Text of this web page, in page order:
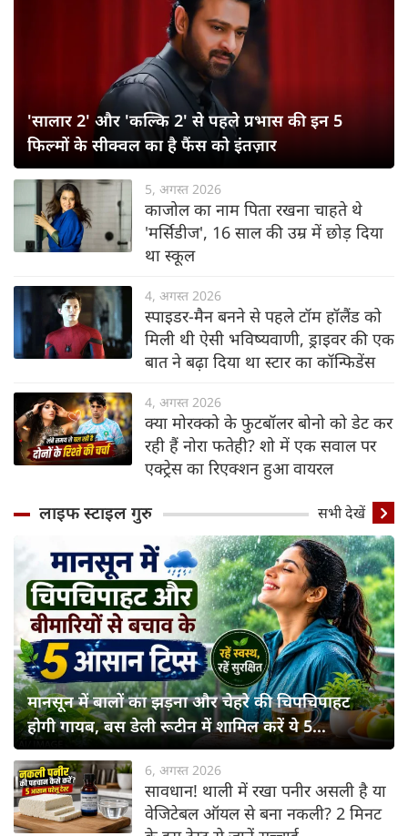
'सालार 2' और 'कल्कि 2' से पहले प्रभास की इन 5
फिल्मों के सीक्वल का है फैंस को इंतज़ार
5, अगस्त 2026
काजोल का नाम पिता रखना चाहते थे
'मर्सिडीज', 16 साल की उम्र में छोड़ दिया
था स्कूल
4, अगस्त 2026
स्पाइडर-मैन बनने से पहले टॉम हॉलैंड को
मिली थी ऐसी भविष्यवाणी, ड्राइवर की एक
बात ने बढ़ा दिया था स्टार का कॉन्फिडेंस
4, अगस्त 2026
क्या मोरक्को के फुटबॉलर बोनो को डेट कर
रही हैं नोरा फतेही? शो में एक सवाल पर
एक्ट्रेस का रिएक्शन हुआ वायरल
लाइफ स्‍टाइल गुरु सभी देखें
मानसून में बालों का झड़ना और चेहरे की चिपचिपाहट
होगी गायब, बस डेली रूटीन में शामिल करें ये 5
लाइफस्टाइल टिप्स
6, अगस्त 2026
सावधान! थाली में रखा पनीर असली है या
वेजिटेबल ऑयल से बना नकली? 2 मिनट